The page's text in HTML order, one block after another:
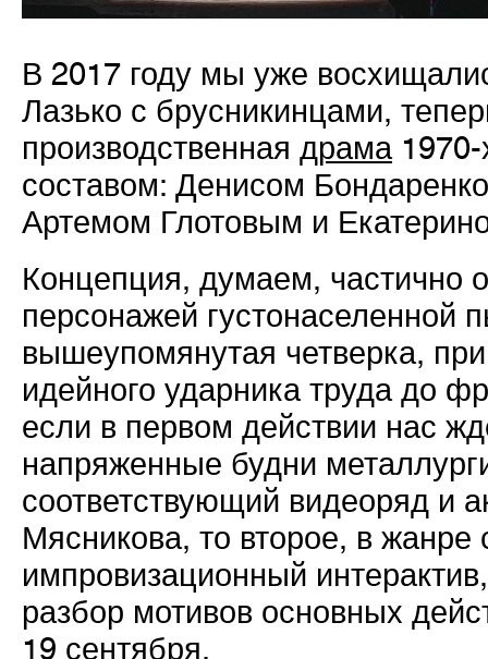
В 2017 году мы уже
Лазько с брусникинцами,
производственная драма1970-
составом: Денисом
Артемом Глотовым и
Концепция, думаем, частично
персонажей густонаселенной
вышеупомянутая четверка,
идейного ударника труда до
если в первом действии нас
напряженные будни
соответствующий видеоряд и
Мясникова, то второе, в жанре
импровизационный
разбор мотивов основных
19 сентября.